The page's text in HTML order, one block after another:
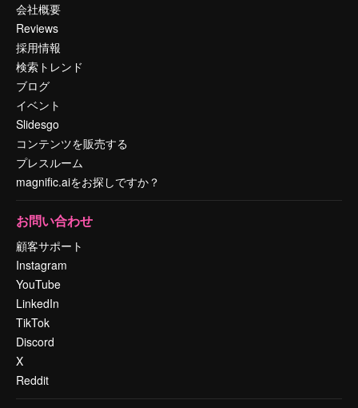
会社概要
Reviews
採用情報
検索トレンド
ブログ
イベント
Slidesgo
コンテンツを販売する
プレスルーム
magnific.aiをお探しですか？
お問い合わせ
顧客サポート
Instagram
YouTube
LinkedIn
TikTok
Discord
X
Reddit